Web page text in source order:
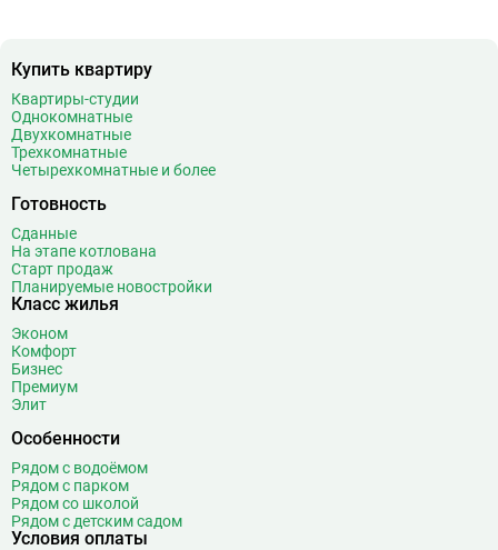
Купить квартиру
Квартиры-студии
Однокомнатные
Двухкомнатные
Трехкомнатные
Четырехкомнатные и более
Готовность
Сданные
На этапе котлована
Старт продаж
Планируемые новостройки
Класс жилья
Эконом
Комфорт
Бизнес
Премиум
Элит
Особенности
Рядом с водоёмом
Рядом с парком
Рядом со школой
Рядом с детским садом
Условия оплаты